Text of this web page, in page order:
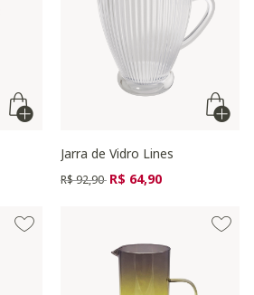
Jarra de Vidro Lines
Preço reduzido de
R$ 92,90 para
R$ 64,90